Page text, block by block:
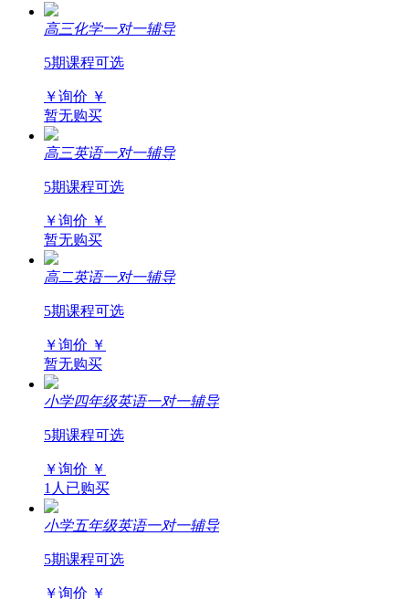
高三化学一对一辅导
5期课程可选
￥询价 ￥
暂无购买
高三英语一对一辅导
5期课程可选
￥询价 ￥
暂无购买
高二英语一对一辅导
5期课程可选
￥询价 ￥
暂无购买
小学四年级英语一对一辅导
5期课程可选
￥询价 ￥
1人已购买
小学五年级英语一对一辅导
5期课程可选
￥询价 ￥